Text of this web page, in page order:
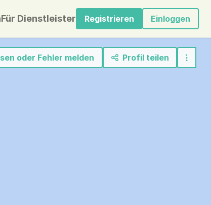
Für Dienstleister Registrieren Einloggen
oder Fehler melden Profil teilen